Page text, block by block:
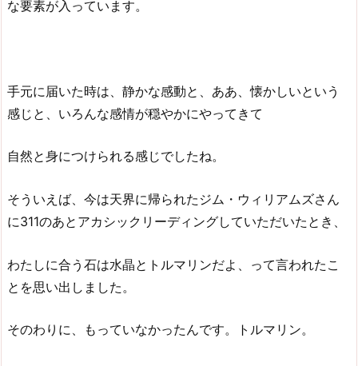
な要素が入っています。
手元に届いた時は、静かな感動と、ああ、懐かしいという
感じと、いろんな感情が穏やかにやってきて
自然と身につけられる感じでしたね。
そういえば、今は天界に帰られたジム・ウィリアムズさん
に311のあとアカシックリーディングしていただいたとき、
わたしに合う石は水晶とトルマリンだよ、って言われたこ
とを思い出しました。
そのわりに、もっていなかったんです。トルマリン。